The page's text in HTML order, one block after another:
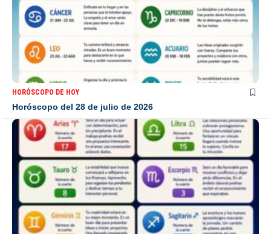
HORÓSCOPO DE HOY
Horóscopo del 28 de julio de 2026